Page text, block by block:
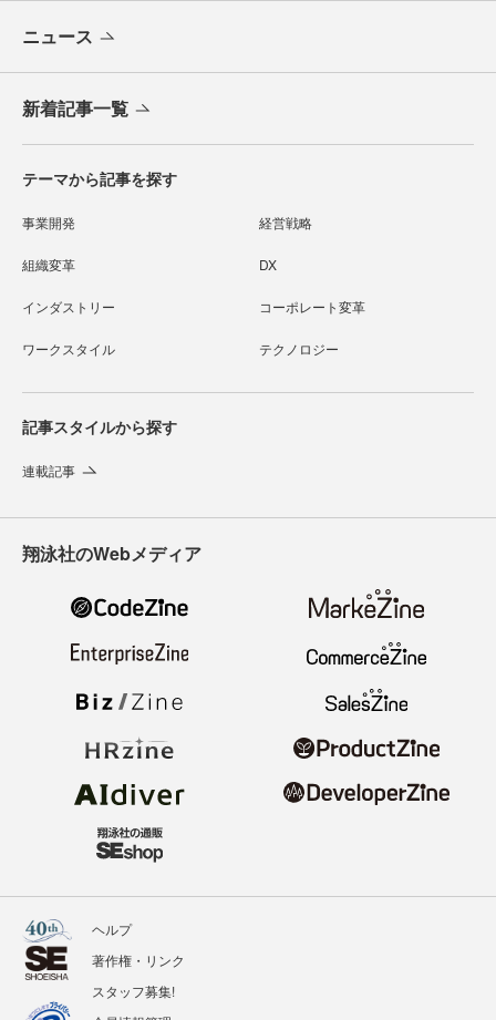
ニュース
新着記事一覧
テーマから記事を探す
事業開発 経営戦略
組織変革 DX
インダストリー コーポレート変革
ワークスタイル テクノロジー
記事スタイルから探す
連載記事
翔泳社のWebメディア
ヘルプ
著作権・リンク
スタッフ募集!